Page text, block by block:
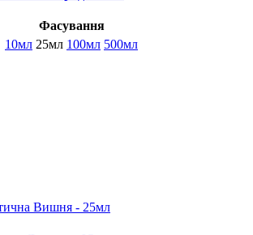
Фасування
10мл 25мл 100мл 500мл